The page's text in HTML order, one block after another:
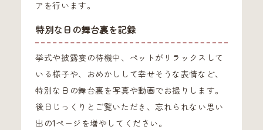
アを行います。
特別な日の舞台裏を記録
挙式や披露宴の待機中、ペットがリラックスして
いる様子や、おめかしして幸せそうな表情など、
特別な日の舞台裏を写真や動画でお撮りします。
後日じっくりとご覧いただき、忘れられない思い
出の1ページを増やしてください。